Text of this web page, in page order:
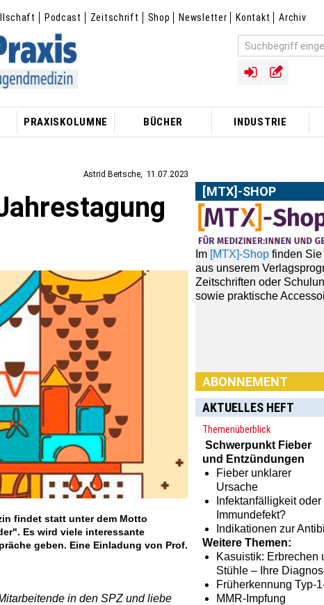
Podcast Zeitschrift Shop Newsletter Kontakt Archiv
PRAXISKOLUMNE BÜCHER INDUSTRIE
Astrid Bertsche 11.07.2023
findet statt unter dem Motto
Es wird viele interessante
geben. Eine Einladung von Prof.
in den SPZ und liebe
[MTX]-SHOP
Im[MTX]-Shop
finden Sie
aus unserem
Zeitschriften oder
sowie praktische
Haben Sie Interesse an
Abonnement? Dann
hier: [MTX]-Shop
AKTUELLES HEFT
Themenüberblick
Schwerpunkt Fieber
und Entzündungen
Fieber unklarer
Ursache
Infektanfälligkeit oder
Immundefekt?
Indikationen zur
Weitere Themen:
Kasuistik: Erbrechen
Stühle – Ihre
Früherkennung Typ-
MMR-Impfung